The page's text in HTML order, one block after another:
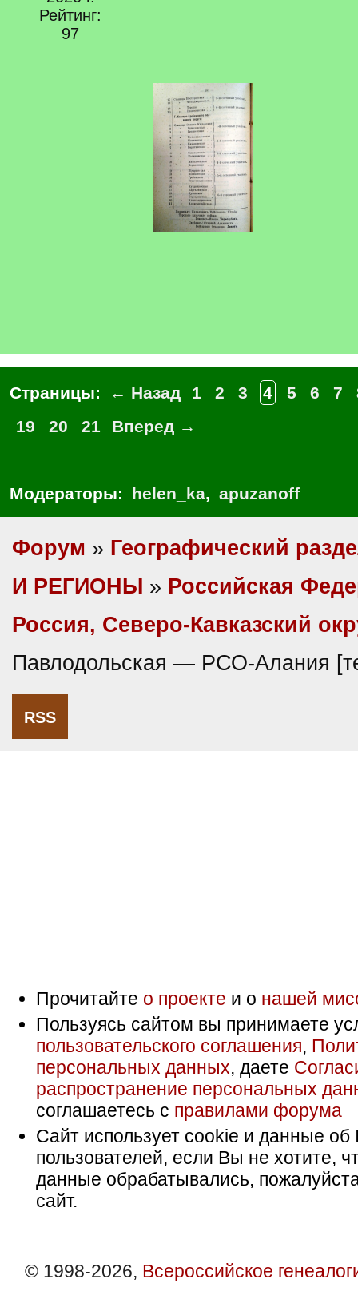
Рейтинг:
97
Страницы: ← Назад 1 2 3 4 5 6 7
19
20 21 Вперед →
Модераторы: helen_ka, apuzanoff
Форум » Географический
И РЕГИОНЫ » Российская
Россия, Северо-Кавказский
Павлодольская — РСО-Алания
RSS
Прочитайте о проекте и о нашей
Пользуясь сайтом вы принимаете
пользовательского соглашения,
персональных данных, даете
распространение персональных
соглашаетесь с правилами форума
Сайт использует cookie и данные об
пользователей, если Вы не хотите,
данные обрабатывались,
сайт.
© 1998-2026, Всероссийское